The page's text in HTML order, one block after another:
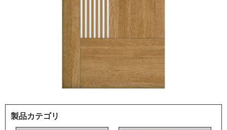
製品カテゴリ